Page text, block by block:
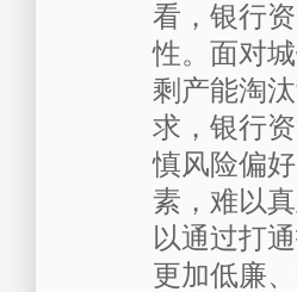
看，银行
性。面对
剩产能淘
求，银行
慎风险偏
素，难以
以通过打
更加低廉